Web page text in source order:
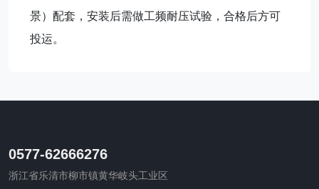
景）配套，安装后需做工频耐压试验，合格后方可
投运。
0577-62666276
浙江省乐清市柳市镇黄华岐头工业区